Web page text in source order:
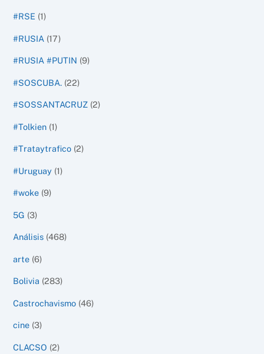
#RSE (1)
#RUSIA (17)
#RUSIA #PUTIN (9)
#SOSCUBA. (22)
#SOSSANTACRUZ (2)
#Tolkien (1)
#Trataytrafico (2)
#Uruguay (1)
#woke (9)
5G (3)
Análisis (468)
arte (6)
Bolivia (283)
Castrochavismo (46)
cine (3)
CLACSO (2)